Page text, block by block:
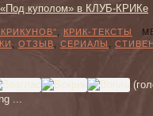
куполом» в КЛУБ-КРИКе
КРИК-ТЕКСТЫ
ОТЗЫВ СЕРИАЛЫ
...